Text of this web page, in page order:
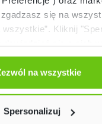
się na
Kliknij
przycisk
niezbędnych dla
zmienić przez
na wszystkie
Spersonalizuj